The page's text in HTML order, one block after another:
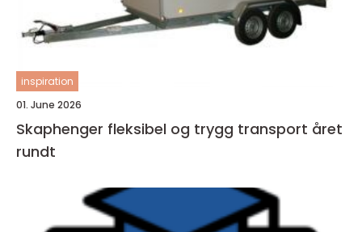
inspiration
01. June 2026
Skaphenger fleksibel og trygg transport året
rundt